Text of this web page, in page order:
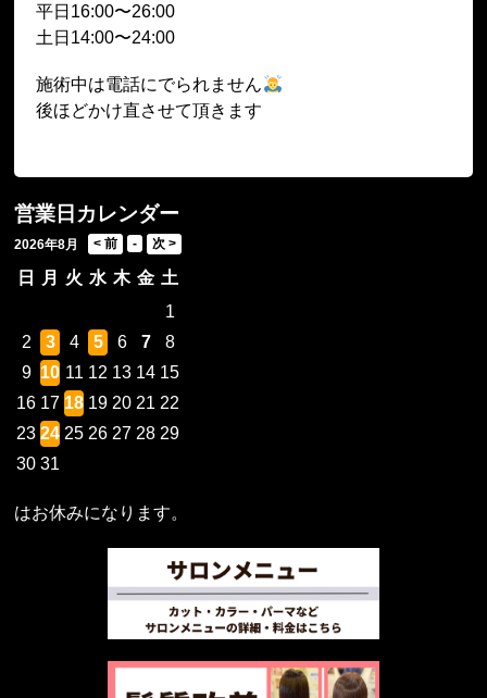
平日16:00〜26:00
土日14:00〜24:00
施術中は電話にでられません
後ほどかけ直させて頂きます
営業日カレンダー
2026年8月
日 月 火 水 木 金 土
1
2
3 4 5 6 7
8
9 10 11 12 13 14 15
16 17 18 19 20 21 22
23 24 25 26 27 28 29
30 31
はお休みになります。